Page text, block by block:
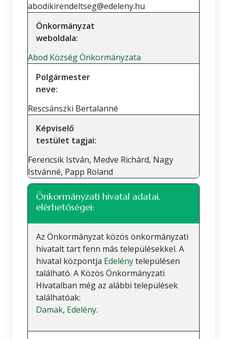
abodikirendeltseg@edeleny.hu
Önkormányzat
weboldala:
Abod Község Önkormányzata
Polgármester
neve:
Rescsánszki Bertalanné
Képviselő
testület tagjai:
Ferencsik István, Medve Richárd, Nagy
Istvánné, Papp Roland
Önkormányzati hivatal adatai,
elérhetőségei:
Az Önkormányzat közös önkormányzati
hivatalt tart fenn más településekkel. A
hivatal központja Edelénytelepülésen
található. A Közös Önkormányzati
Hivatalban még az alábbi települések
találhatóak:
Damak, Edelény.